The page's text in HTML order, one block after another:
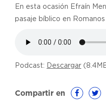
En esta ocasión Efraín
pasaje bíblico en Romanos
Podcast: Descargar
Compartir en